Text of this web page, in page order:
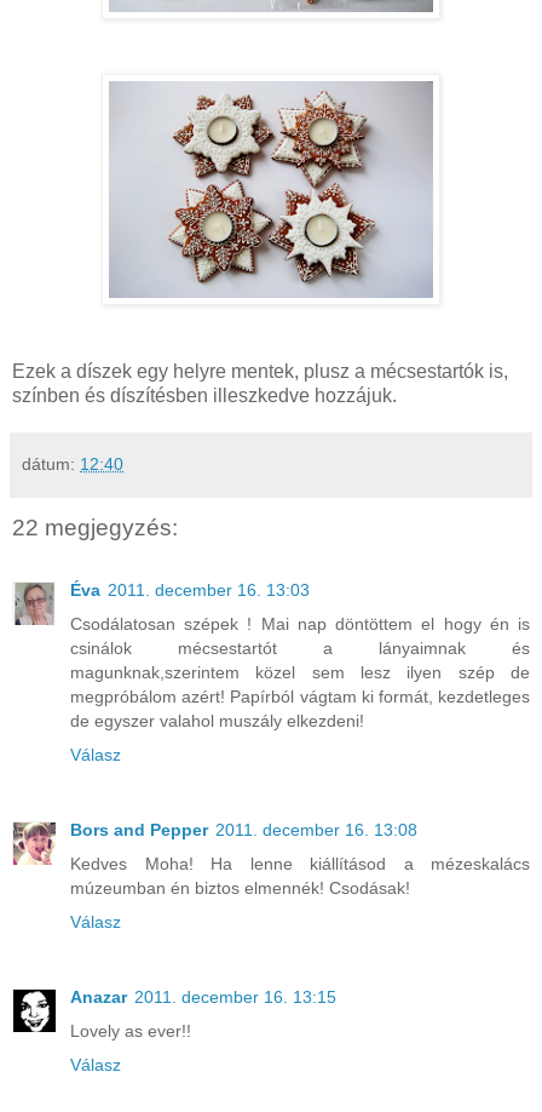
Ezek a díszek egy helyre mentek, plusz a mécsestartók is,
színben és díszítésben illeszkedve hozzájuk.
dátum: 12:40
22 megjegyzés:
Éva 2011. december 16. 13:03
Csodálatosan szépek ! Mai nap döntöttem el hogy én is
csinálok mécsestartót a lányaimnak és
magunknak,szerintem közel sem lesz ilyen szép de
megpróbálom azért! Papírból vágtam ki formát, kezdetleges
de egyszer valahol muszály elkezdeni!
Válasz
Bors and Pepper 2011. december 16. 13:08
Kedves Moha! Ha lenne kiállításod a mézeskalács
múzeumban én biztos elmennék! Csodásak!
Válasz
Anazar 2011. december 16. 13:15
Lovely as ever!!
Válasz